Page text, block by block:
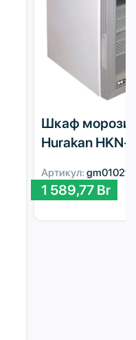
Шкаф
Hurakan HKN-
Артикул:
1 589,77 Br